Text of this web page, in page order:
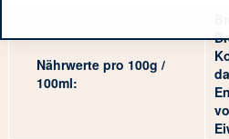
Nährwerte pro 100g /
100ml: